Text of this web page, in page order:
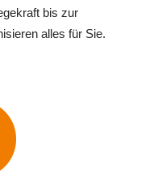
bis zur
alles für Sie.